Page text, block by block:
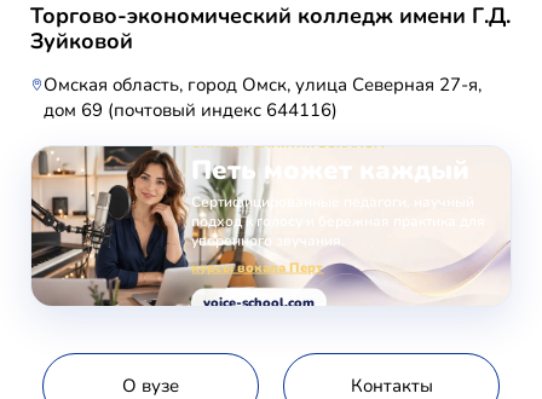
Торгово-экономический колледж имени Г.Д.
Зуйковой
Омская область, город Омск, улица Северная 27-я,
дом 69 (почтовый индекс 644116)
ОНЛАЙН-ЗАНЯТИЯ ВОКАЛОМ
Петь может каждый
Сертифицированные педагоги, научный
подход к голосу и бережная практика для
уверенного звучания.
курсы вокала Перт
voice-school.com
О вузе Контакты